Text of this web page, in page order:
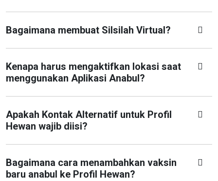
Bagaimana membuat Silsilah Virtual?
Kenapa harus mengaktifkan lokasi saat
menggunakan Aplikasi Anabul?
Apakah Kontak Alternatif untuk Profil
Hewan wajib diisi?
Bagaimana cara menambahkan vaksin
baru anabul ke Profil Hewan?